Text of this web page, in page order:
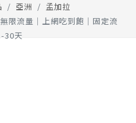
亞洲
孟加拉
限流量│上網吃到飽│固定流
30天